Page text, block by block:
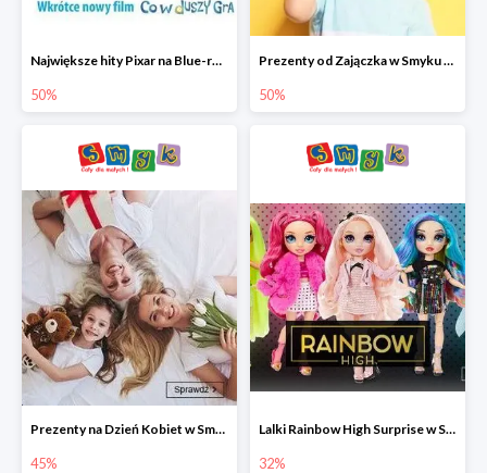
Największe hity Pixar na Blue-rey i DVD w Smyku - drugi film -50%
50%
Prezenty od Zajączka w Smyku do -50%
50%
Prezenty na Dzień Kobiet w Smyku do -45%
45%
Lalki Rainbow High Surprise w Smyku do -35%
32%